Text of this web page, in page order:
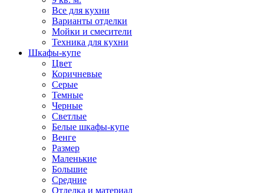
Все для кухни
Варианты отделки
Мойки и смесители
Техника для кухни
Шкафы-купе
Цвет
Коричневые
Серые
Темные
Черные
Светлые
Белые шкафы-купе
Венге
Размер
Маленькие
Большие
Средние
Отделка и материал